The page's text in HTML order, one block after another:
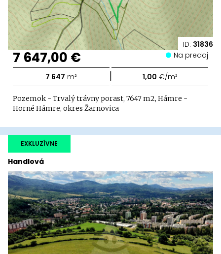
ID: 31836
7 647,00 € Na predaj
7 647 m² | 1,00 €/m²
Pozemok - Trvalý trávny porast, 7647 m2, Hámre -
Horné Hámre, okres Žarnovica
Handlová
EXKLUZÍVNE